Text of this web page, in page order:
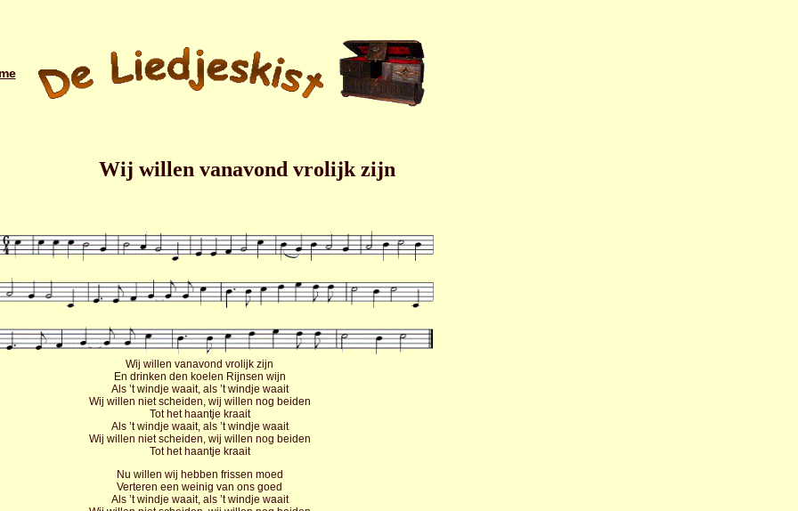
Wij willen vanavond vrolijk zijn
Wij willen vanavond vrolijk zijn
En drinken den koelen Rijnsen wijn
Als ’t windje waait, als ’t windje waait
Wij willen niet scheiden, wij willen nog beiden
Tot het haantje kraait
Als ’t windje waait, als ’t windje waait
Wij willen niet scheiden, wij willen nog beiden
Tot het haantje kraait
Nu willen wij hebben frissen moed
Verteren een weinig van ons goed
Als ’t windje waait, als ’t windje waait